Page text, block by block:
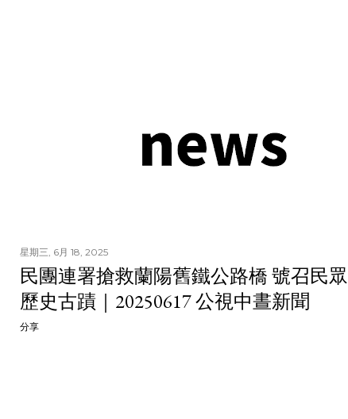
星期三, 6月 18, 2025
民團連署搶救蘭陽舊鐵公路橋 號召民
歷史古蹟｜20250617 公視中晝新聞
分享